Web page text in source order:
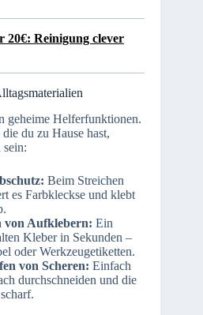
20€: Reinigung clever
geheime Helferfunktionen.
du zu Hause hast,
Beim Streichen
es Farbkleckse und klebt
von Aufklebern: Ein
Kleber in Sekunden –
oder Werkzeugetiketten.
von Scheren: Einfach
durchschneiden und die